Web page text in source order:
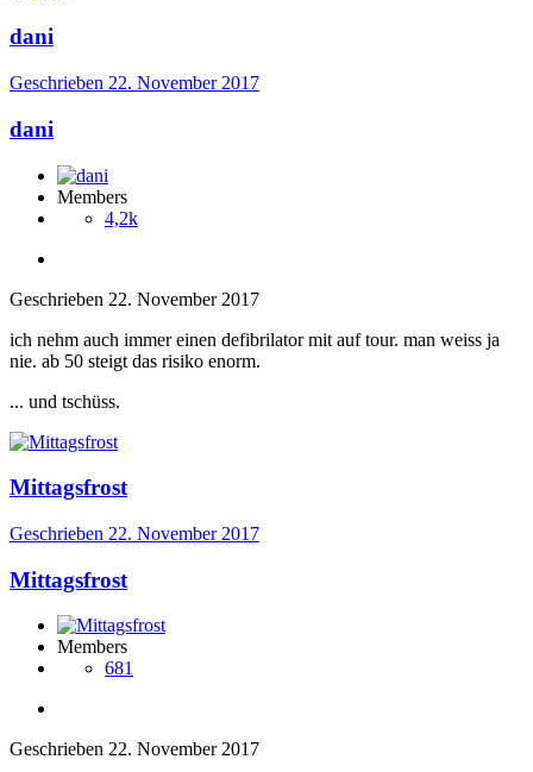
dani
Geschrieben 22. November 2017
dani
Members
4,2k
Geschrieben 22. November 2017
ich nehm auch immer einen defibrilator mit auf tour. man weiss ja
nie. ab 50 steigt das risiko enorm.
... und tschüss.
Mittagsfrost
Geschrieben 22. November 2017
Mittagsfrost
Members
681
Geschrieben 22. November 2017